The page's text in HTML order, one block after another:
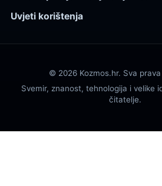
Uvjeti korištenja
© 2026 Kozmos.hr. Sva
Svemir, znanost, tehnologija i velike
čitatelje.